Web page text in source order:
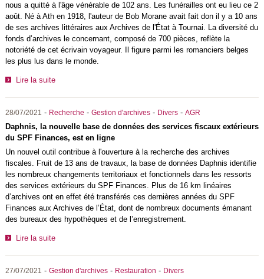
nous a quitté à l'âge vénérable de 102 ans. Les funérailles ont eu lieu ce 2
août. Né à Ath en 1918, l'auteur de Bob Morane avait fait don il y a 10 ans
de ses archives littéraires aux Archives de l'État à Tournai. La diversité du
fonds d’archives le concernant, composé de 700 pièces, reflète la
notoriété de cet écrivain voyageur. Il figure parmi les romanciers belges
les plus lus dans le monde.
Lire la suite
28/07/2021 - Recherche - Gestion d'archives- Divers- AGR
Daphnis, la nouvelle base de données des services fiscaux extérieurs
du SPF Finances, est en ligne
Un nouvel outil contribue à l'ouverture à la recherche des archives
fiscales. Fruit de 13 ans de travaux, la base de données Daphnis identifie
les nombreux changements territoriaux et fonctionnels dans les ressorts
des services extérieurs du SPF Finances. Plus de 16 km linéaires
d’archives ont en effet été transférés ces dernières années du SPF
Finances aux Archives de l’État, dont de nombreux documents émanant
des bureaux des hypothèques et de l’enregistrement.
Lire la suite
27/07/2021 - Gestion d'archives- Restauration - Divers